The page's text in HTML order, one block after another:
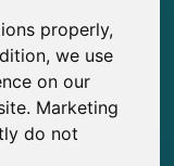
properly,
we use
on our
Marketing
do not
sur
sur